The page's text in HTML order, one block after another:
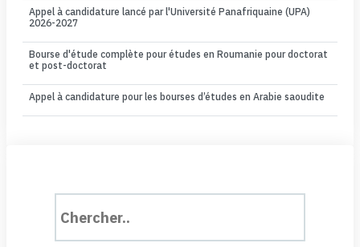
Appel à candidature lancé par l'Université Panafriquaine (UPA)
2026-2027
Bourse d'étude complète pour études en Roumanie pour doctorat
et post-doctorat
Appel à candidature pour les bourses d’études en Arabie saoudite